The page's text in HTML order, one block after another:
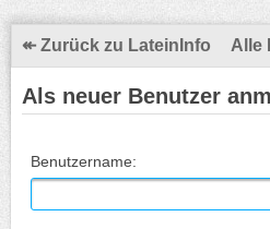
↞ Zurück zu LateinInfo Alle
Als neuer Benutzer
Benutzername: